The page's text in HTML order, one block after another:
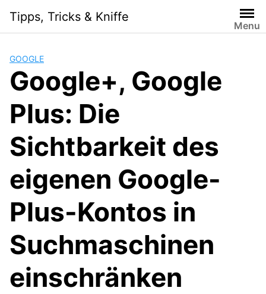
content
Tipps, Tricks & Kniffe
Menu
GOOGLE
Google+, Google
Plus: Die
Sichtbarkeit des
eigenen Google-
Plus-Kontos in
Suchmaschinen
einschränken